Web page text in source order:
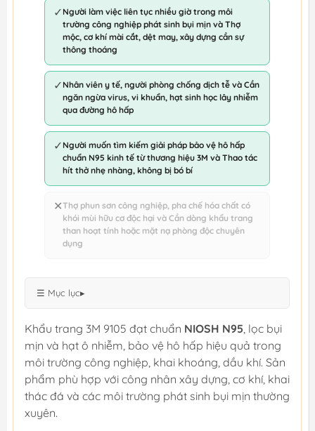
✓ Người làm việc liên tục nhiều giờ trong môi
trường công nghiệp phát sinh bụi mịn và Thợ
mộc, cơ khí mài cắt, dệt may, xây dựng cần sự
thông thoáng
✓ Nhân viên y tế, người phòng chống dịch tễ và Cần
ngăn ngừa virus, vi khuẩn, hạt sinh học lây nhiễm
qua đường hô hấp
✓ Người muốn tìm kiếm giải pháp bảo vệ hô hấp
chuẩn N95 kinh tế từ thương hiệu 3M và Thao tác
hít thở nhẹ nhàng, không bị bó bí
✕Thợ phun sơn công nghiệp, pha chế hóa chất có
khói mùi hữu cơ độc hại và Cần dòng khẩu trang
than hoạt tính hoặc mặt nạ phòng độc chuyên
dụng
☰ Mục lục▸
Khẩu trang 3M 9105 đạt chuẩn NIOSH N95, lọc bụi
mịn và hạt ô nhiễm, bảo vệ hô hấp hiệu quả trong
môi trường công nghiệp, khai khoáng, dầu khí. Sản
phẩm phù hợp với công nhân xây dựng, cơ khí, khai
thác đá và các môi trường phát sinh bụi mịn thường
xuyên.